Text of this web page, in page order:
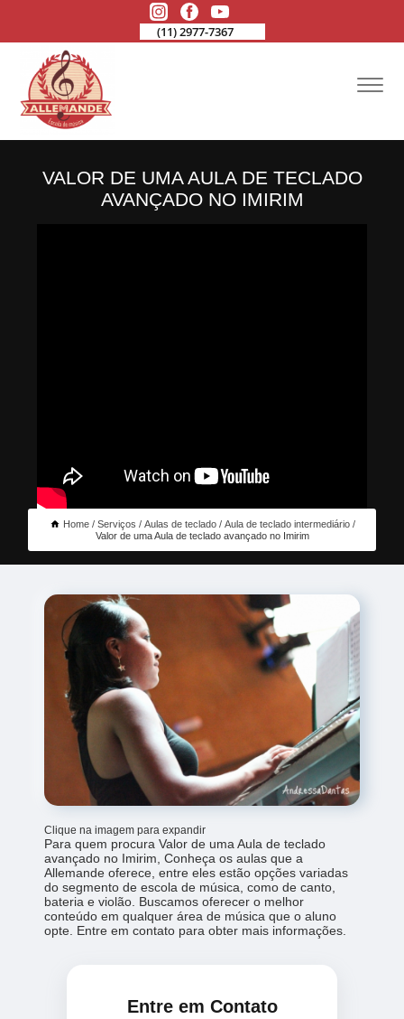
(11) 2977-7367
VALOR DE UMA AULA DE TECLADO
AVANÇADO NO IMIRIM
Home Serviços Aulas de teclado
Aula de teclado intermediário
Valor de uma Aula de teclado avançado no Imirim
Clique na imagem para expandir
Para quem procura Valor de uma Aula de teclado
avançado no Imirim, Conheça os aulas que a
Allemande oferece, entre eles estão opções variadas
do segmento de escola de música, como de canto,
bateria e violão. Buscamos oferecer o melhor
conteúdo em qualquer área de música que o aluno
opte. Entre em contato para obter mais informações.
Entre em Contato